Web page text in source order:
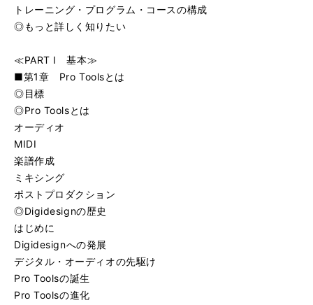
トレーニング・プログラム・コースの構成
◎もっと詳しく知りたい
≪PART I 基本≫
■第1章 Pro Toolsとは
◎目標
◎Pro Toolsとは
オーディオ
MIDI
楽譜作成
ミキシング
ポストプロダクション
◎Digidesignの歴史
はじめに
Digidesignへの発展
デジタル・オーディオの先駆け
Pro Toolsの誕生
Pro Toolsの進化